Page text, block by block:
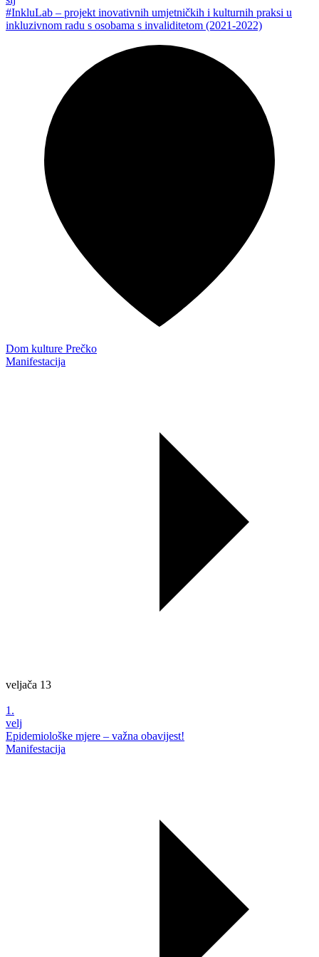
#InkluLab – projekt inovativnih umjetničkih i kulturnih praksi u
inkluzivnom radu s osobama s invaliditetom (2021-2022)
Dom kulture Prečko
Manifestacija
veljača 13
1.
velj
Epidemiološke mjere – važna obavijest!
Manifestacija